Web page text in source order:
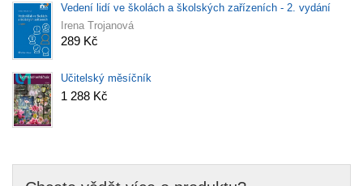
Vedení lidí ve školách a školských zařízeních - 2. vydání
Irena Trojanová
289 Kč
Učitelský měsíčník
1 288 Kč